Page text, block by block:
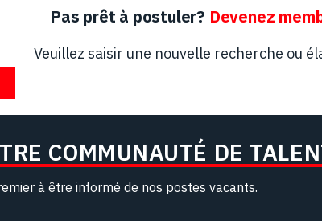
Pas prêt à postuler? Devenez
Veuillez saisir une nouvelle recherche ou
COMMUNAUTÉ DE
à être informé de nos postes vacants.